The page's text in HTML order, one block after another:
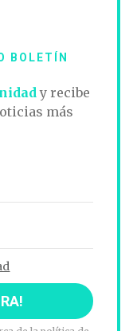
BOLETÍN
y recibe
más